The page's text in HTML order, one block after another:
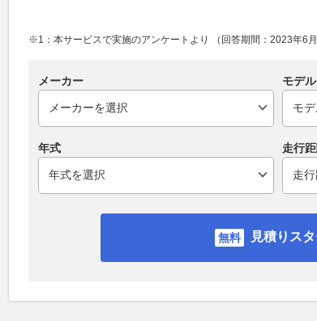
※1：本サービスで実施のアンケートより （回答期間：2023年6月
メーカー モデル
年式 走行
見積りスタ